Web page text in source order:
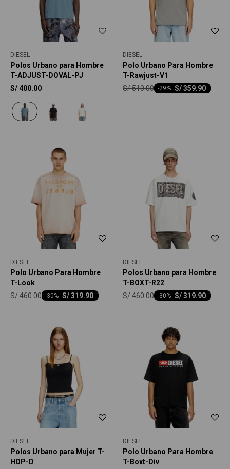
DIESEL
Polos Urbano para Hombre
T-ADJUST-DOVAL-PJ
S/ 400.00
DIESEL
Polo Urbano Para Hombre
T-Rawjust-V1
S/359.90
-29
S/510.00
DIESEL
Polo Urbano Para Hombre
T-Look
S/319.90
-30
S/460.00
DIESEL
Polos Urbano para Hombre
T-BOXT-R22
S/319.90
-30
S/460.00
DIESEL
Polos Urbano para Mujer T-
HOP-D
DIESEL
Polo Urbano Para Hombre
T-Boxt-Div